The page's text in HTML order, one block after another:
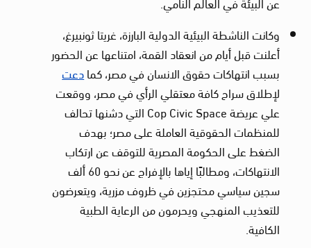
وكانت الناشطة البيئية الدولية البارزة، غريتا ثونبيرغ،
أعلنت قبل أيام من انعقاد القمة، امتناعها عن الحضور
بسبب انتهاكات حقوق الانسان في مصر، كمادعت
لإطلاق سراح كافة معتقلي الرأي في مصر، ووقعت
علي عريضة Cop Civic Space التي دشنها تحالف
للمنظمات الحقوقية العاملة على مصر؛ بهدف
الضغط على الحكومة المصرية للتوقف عن ارتكاب
الانتهاكات، ومطالبًا إياها بالإفراج عن نحو 60 ألف
سجين سياسي محتجزين في ظروف مزرية، ويتعرضون
للتعذيب المنهجي ويحرمون من الرعاية الطبية
الكافية.